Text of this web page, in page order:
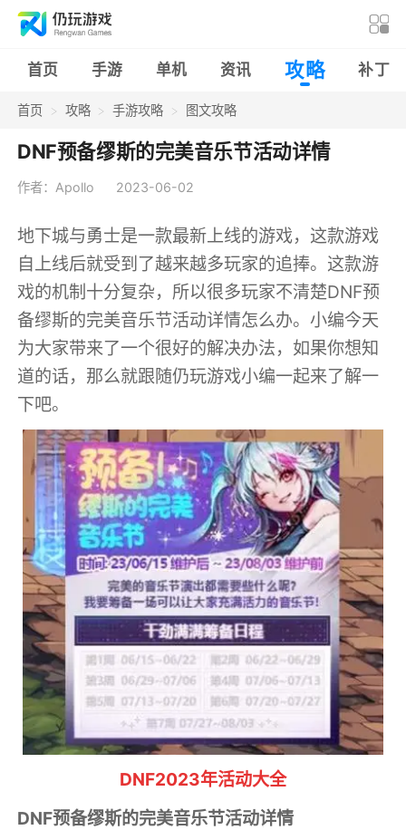
首页 手游 单机 资讯 攻略 补丁
首页 攻略 手游攻略 图文攻略
DNF预备缪斯的完美音乐节活动详情
作者：Apollo 2023-06-02
地下城与勇士是一款最新上线的游戏，这款游戏
自上线后就受到了越来越多玩家的追捧。这款游
戏的机制十分复杂，所以很多玩家不清楚DNF预
备缪斯的完美音乐节活动详情怎么办。小编今天
为大家带来了一个很好的解决办法，如果你想知
道的话，那么就跟随仍玩游戏小编一起来了解一
下吧。
DNF2023年活动大全
DNF预备缪斯的完美音乐节活动详情